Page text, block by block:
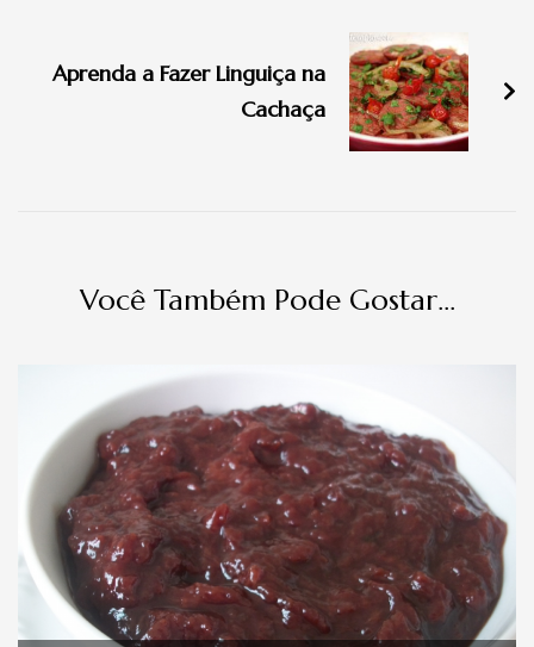
post
Aprenda a Fazer Linguiça na
Cachaça
Você Também Pode Gostar...